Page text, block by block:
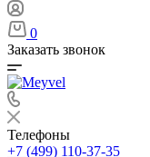
0
Заказать звонок
Телефоны
+7 (499) 110-37-35